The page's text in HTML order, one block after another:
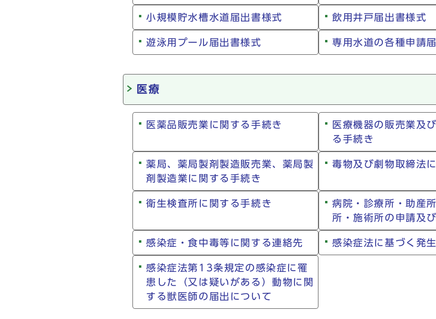
小規模貯水槽水道届出書様式 飲用井戸届出書様式
遊泳用プール届出書様式 専用水道の各種申請
医療
医薬品販売業に関する手続き
医療機器の販売業及
る手続き
薬局、薬局製剤製造販売業、薬局製
剤製造業に関する手続き
毒物及び劇物取締法
衛生検査所に関する手続き
病院・診療所・助産
所・施術所の申請及
感染症・食中毒等に関する連絡先 感染症法に基づく発
感染症法第13条規定の感染症に罹
患した（又は疑いがある）動物に関
する獣医師の届出について